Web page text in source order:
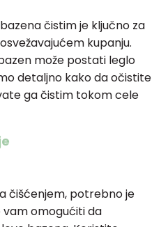
čistim je ključno za
kupanju.
može postati leglo
detaljno kako da očistite
ga čistim tokom cele
čišćenjem, potrebno je
vam omogućiti da